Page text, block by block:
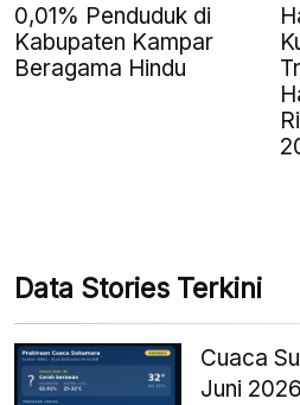
0,01% Penduduk di
Kabupaten Kampar
Beragama Hindu
Data Stories Terkini
Cuaca
Juni